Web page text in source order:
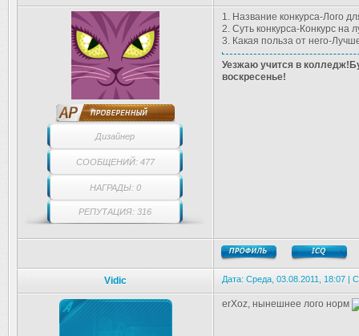
Дизайнер
СООБЩЕНИЙ: 477
НАГРАДЫ: 0
РЕПУТАЦИЯ: 316
1. Название конкурса-Лого
2. Суть конкурса-Конкурс на
3. Какая польза от него-
Уезжаю учится в
воскресенье!
Vidic Дата: Среда, 03.08.2011, 18:07 |
erXoz, нынешнее лого норм